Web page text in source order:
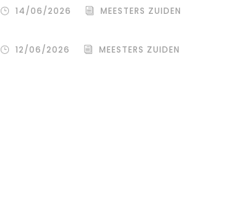
14/06/2026 MEESTERS ZUIDEN
12/06/2026 MEESTERS ZUIDEN